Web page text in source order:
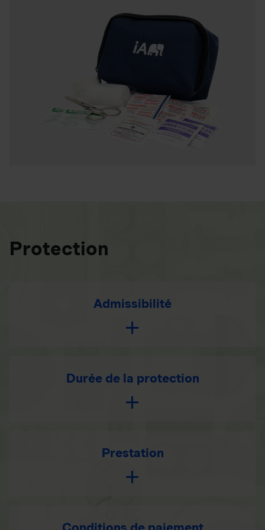
Protection
Admissibilité
Durée de la protection
Prestation